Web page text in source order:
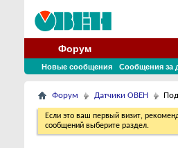
Форум
Новые сообщения Сообщения за
Форум Датчики ОВЕН
Если это ваш первый визит,
сообщений выберите раздел.